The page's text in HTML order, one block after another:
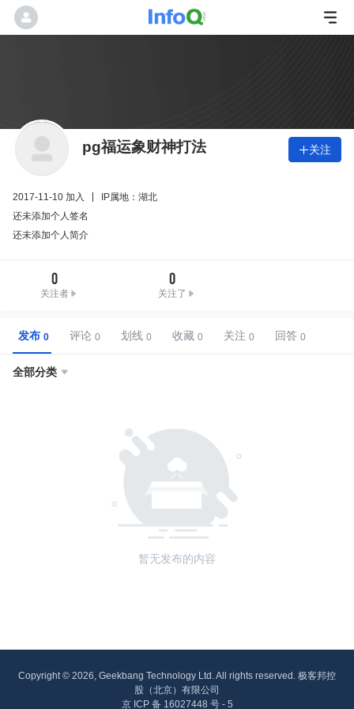
pg福运象财神打法 关注
2017-11-10 加入
IP属地：湖北
还未添加个人签名
还未添加个人简介
0
关注者
0
关注了
发布 评论 划线 收藏 关注 回答
全部分类 
暂无发布的内容
Copyright © 2026, Geekbang Technology Ltd. All rights reserved. 极客邦控
股（北京）有限公司
京 ICP 备 16027448 号 - 5